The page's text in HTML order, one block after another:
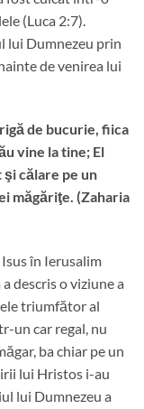
(Luca 2:7).
lui Dumnezeu prin
de venirea lui
de bucurie, fiica
vine la tine; El
călare pe un
măgăriţe. (Zaharia
în Ierusalim
descris o viziune a
triumfător al
un car regal, nu
ba chiar pe un
lui Hristos i-au
lui Dumnezeu a